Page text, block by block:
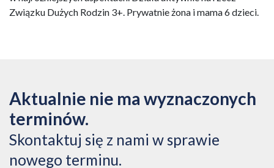
Związku Dużych Rodzin 3+. Prywatnie żona i mama 6 dzieci.
Aktualnie nie ma wyznaczonych
terminów.
Skontaktuj się z nami w sprawie
nowego terminu.